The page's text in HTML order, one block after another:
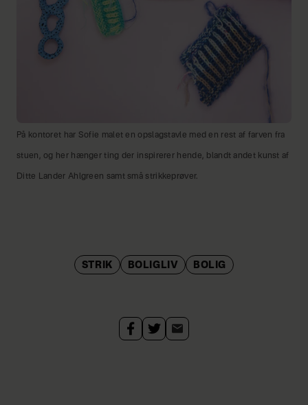
På kontoret har Sofie malet en opslagstavle med en rest af farven fra
stuen, og her hænger ting der inspirerer hende, blandt andet kunst af
Ditte Lander Ahlgreen samt små strikkeprøver.
STRIK BOLIGLIV BOLIG